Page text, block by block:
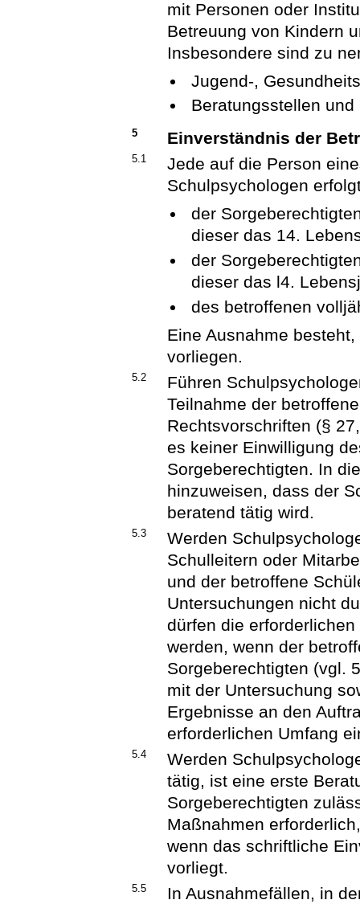
mit Personen oder
Betreuung von Kindern
Insbesondere sind zu
Jugend-,
Beratungsstellen
5 Einverständnis der
5.1
Jede auf die Person
Schulpsychologen
der
dieser das 14.
der
dieser das l4.
des betroffenen
Eine Ausnahme
vorliegen.
5.2
Führen
Teilnahme der
Rechtsvorschriften (§
es keiner Einwilligung
Sorgeberechtigten. In
hinzuweisen, dass der
beratend tätig wird.
5.3
Werden
Schulleitern oder
und der betroffene
Untersuchungen nicht
dürfen die
werden, wenn der
Sorgeberechtigten (vgl.
mit der Untersuchung
Ergebnisse an den
erforderlichen Umfang
5.4
Werden
tätig, ist eine erste
Sorgeberechtigten
Maßnahmen
wenn das schriftliche
vorliegt.
5.5
In Ausnahmefällen, in